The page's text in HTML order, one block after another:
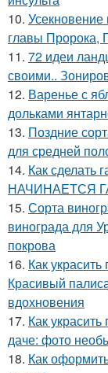
10.
главы Пророка,
11. 72 идеи
своими..
12. Варенье с
дольками
13. Поздние
для средней
14. Как сделать
НАЧИНАЕТСЯ
15. Сорта
винограда для
покрова
16. Как
Красивый
вдохновения
17. Как
даче: фото
18. Как